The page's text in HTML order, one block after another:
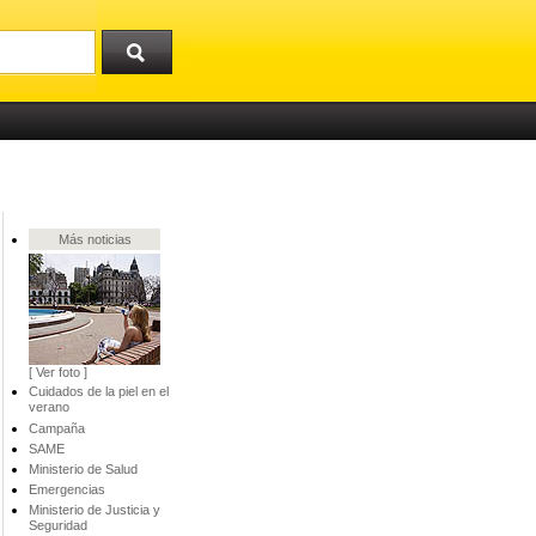
Más noticias
[ Ver foto ]
Cuidados de la piel en el
verano
Campaña
SAME
Ministerio de Salud
Emergencias
Ministerio de Justicia y
Seguridad